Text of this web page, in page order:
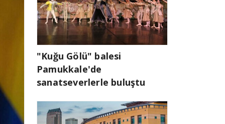
"Kuğu Gölü" balesi
Pamukkale'de
sanatseverlerle buluştu